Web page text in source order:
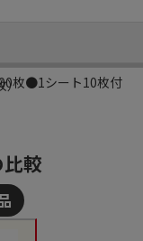
枚●1シート10枚付
）
較